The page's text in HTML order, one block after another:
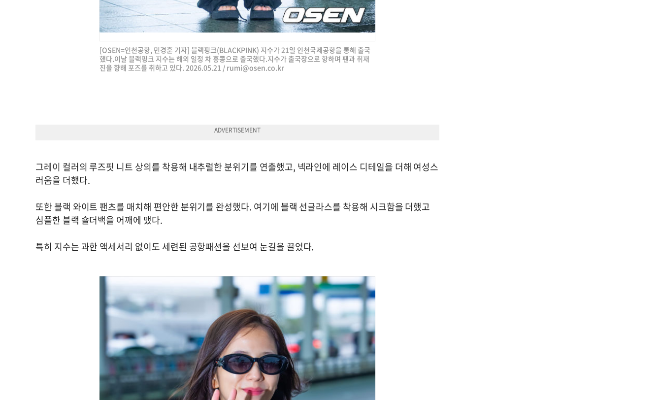
[OSEN=인천공항, 민경훈 기자] 블랙핑크(BLACKPINK) 지수가 21일 인천국제공항을 통해 출국
했다.이날 블랙핑크 지수는 해외 일정 차 홍콩으로 출국했다.지수가 출국장으로 항하며 팬과 취재
진을 향해 포즈를 취하고 있다. 2026.05.21 / rumi@osen.co.kr
그레이 컬러의 루즈핏 니트 상의를 착용해 내추럴한 분위기를 연출했고, 넥라인에 레이스 디테일을 더해 여성스
러움을 더했다.
또한 블랙 와이트 팬츠를 매치해 편안한 분위기를 완성했다. 여기에 블랙 선글라스를 착용해 시크함을 더했고
심플한 블랙 숄더백을 어깨에 맸다.
특히 지수는 과한 액세서리 없이도 세련된 공항패션을 선보여 눈길을 끌었다.